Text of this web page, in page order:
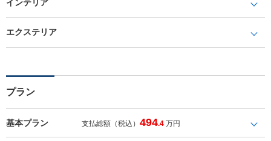
インテリア
エクステリア
プラン
基本プラン 支払総額（税込）494.4 万円